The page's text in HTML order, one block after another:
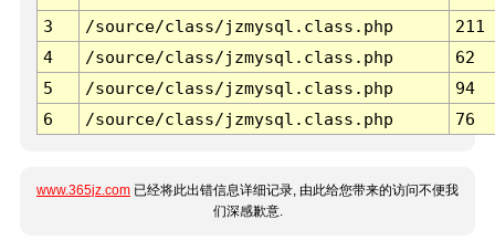
3 /source/class/jzmysql.class.php
211
4
/source/class/jzmysql.class.php
62
5
/source/class/jzmysql.class.php
94
6
/source/class/jzmysql.class.php 76
www.365jz.com 已经将此出错信息详细记录, 由此给您带来的访问不便我
们深感歉意.